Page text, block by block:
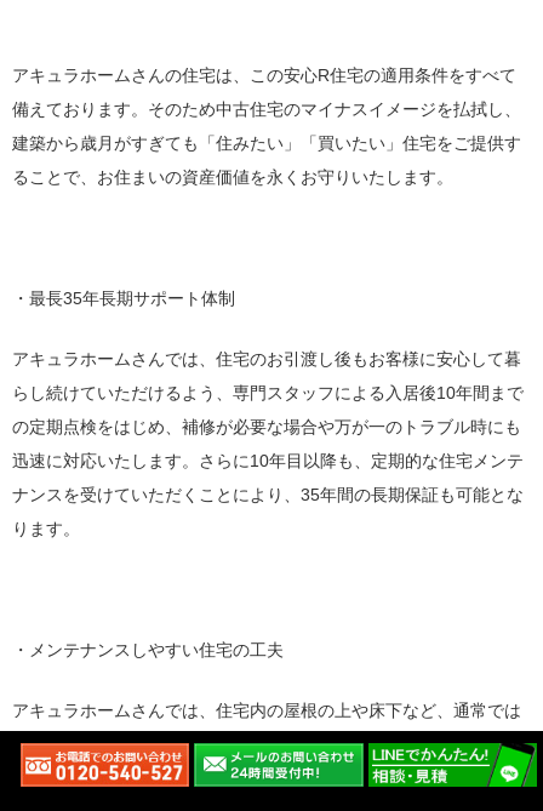
アキュラホームさんの住宅は、この安心R住宅の適用条件をすべて
備えております。そのため中古住宅のマイナスイメージを払拭し、
建築から歳月がすぎても「住みたい」「買いたい」住宅をご提供す
ることで、お住まいの資産価値を永くお守りいたします。
・最長35年長期サポート体制
アキュラホームさんでは、住宅のお引渡し後もお客様に安心して暮
らし続けていただけるよう、専門スタッフによる入居後10年間まで
の定期点検をはじめ、補修が必要な場合や万が一のトラブル時にも
迅速に対応いたします。さらに10年目以降も、定期的な住宅メンテ
ナンスを受けていただくことにより、35年間の長期保証も可能とな
ります。
・メンテナンスしやすい住宅の工夫
アキュラホームさんでは、住宅内の屋根の上や床下など、通常では
メンテナンスを行いにくい場所に注力し、点検しやすくなる工夫を
行っております。